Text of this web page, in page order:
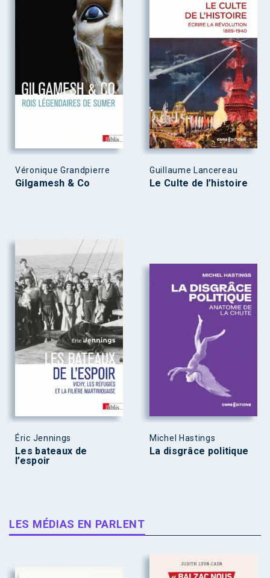
Véronique Grandpierre
Gilgamesh & Co
Guillaume Lancereau
Le Culte de l’histoire
Éric Jennings
Les bateaux de
l’espoir
Michel Hastings
La disgrâce politique
LES MÉDIAS EN PARLENT